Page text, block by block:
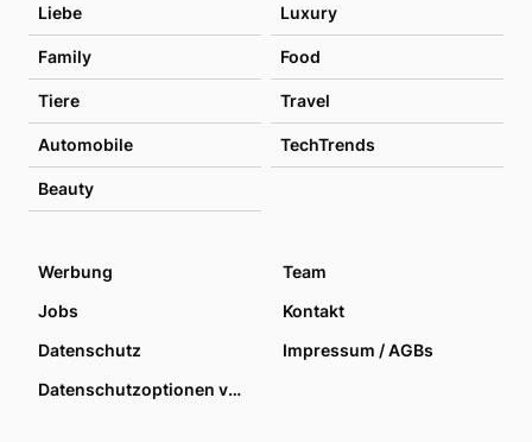
Liebe Luxury
Family Food
Tiere Travel
Automobile TechTrends
Beauty
Werbung
Team
Jobs
Kontakt
Datenschutz
Impressum / AGBs
Datenschutzoptionen verwalten